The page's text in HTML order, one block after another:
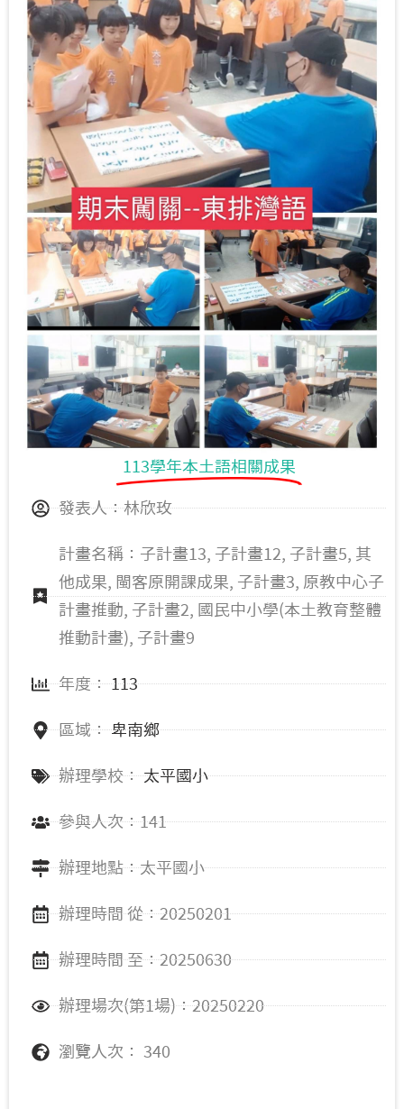
113學年本土語相關成果
發表人：林欣玫
計畫名稱：子計畫13, 子計畫12, 子計畫5, 其
他成果, 閩客原開課成果, 子計畫3, 原教中心子
計畫推動, 子計畫2, 國民中小學(本土教育整體
推動計畫), 子計畫9
年度： 113
區域： 卑南鄉
辦理學校： 太平國小
參與人次：141
辦理地點：太平國小
辦理時間 從：20250201
辦理時間 至：20250630
辦理場次(第1場)：20250220
瀏覽人次： 340